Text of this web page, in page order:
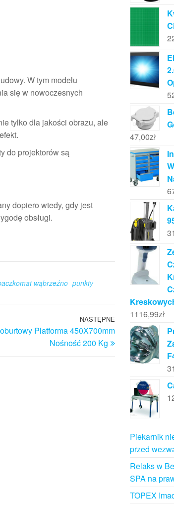
W tym modelu
się w nowoczesnych
tylko dla jakości obrazu, ale
do projektorów są
dopiero wtedy, gdy jest
obsługi.
wąbrzeźno punkty
Następny
wpis
NASTĘPNE
Platforma 450X700mm
Nośność 200 Kg
47,00zł
1116,99zł
Piekarnik
przed
Relaks w
SPA na
TOPEX